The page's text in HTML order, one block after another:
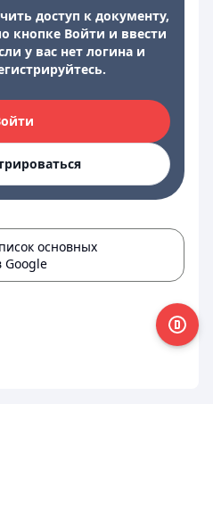
доступ к документу,
кнопке Войти и ввести
у вас нет логина и
основных
Google